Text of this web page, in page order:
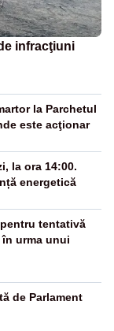
infracţiuni
la Parchetul
este acţionar
la ora 14:00.
energetică
tentativă
urma unui
de Parlament